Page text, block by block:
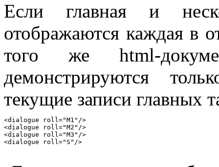
Если главная и
отображаются каждая в
того же html-
демонстрируются
текущие записи главных
<dialogue roll="M1"/>
<dialogue roll="M2"/>
<dialogue roll="M3"/>